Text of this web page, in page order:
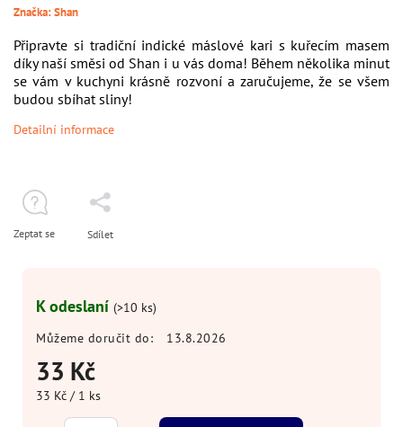
Značka:Shan
33 Kč
33 Kč / 1 ks
K odeslaní (>10 ks)
Můžeme doručit do:
13.8.2026
Připravte si tradiční indické máslové kari s kuřecím masem
díky naší směsi od Shan i u vás doma! Během několika minut
se vám v kuchyni krásně rozvoní a zaručujeme, že se všem
budou sbíhat sliny!
Detailní informace
Zeptat se Sdílet